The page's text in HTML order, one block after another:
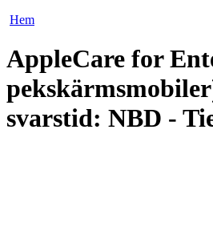
Hem
AppleCare for
svarstid: NBD -